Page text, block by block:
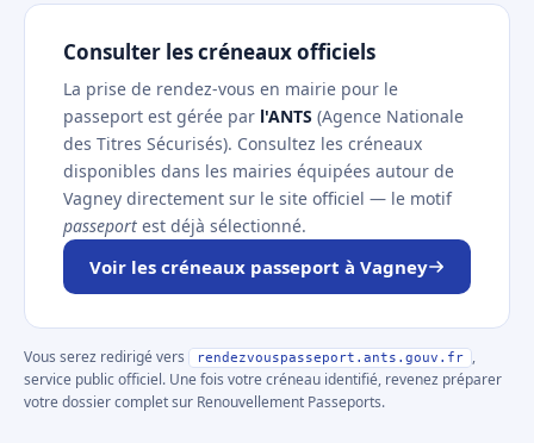
Consulter les créneaux officiels
La prise de rendez-vous en mairie pour le
passeport est gérée par l'ANTS (Agence Nationale
des Titres Sécurisés). Consultez les créneaux
disponibles dans les mairies équipées autour de
Vagney directement sur le site officiel — le motif
passeport est déjà sélectionné.
Voir les créneaux passeport à Vagney
Vous serez redirigé vers rendezvouspasseport.ants.gouv.fr
,
service public officiel. Une fois votre créneau identifié, revenez préparer
votre dossier complet sur Renouvellement Passeports.